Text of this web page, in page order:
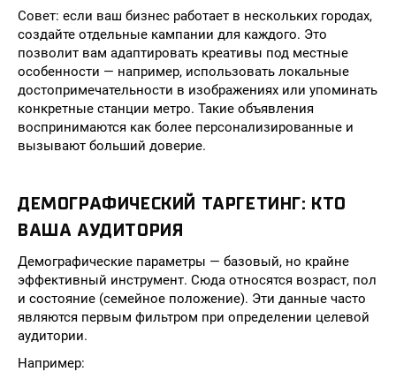
Совет: если ваш бизнес работает в нескольких городах,
создайте отдельные кампании для каждого. Это
позволит вам адаптировать креативы под местные
особенности — например, использовать локальные
достопримечательности в изображениях или упоминать
конкретные станции метро. Такие объявления
воспринимаются как более персонализированные и
вызывают больший доверие.
ДЕМОГРАФИЧЕСКИЙ ТАРГЕТИНГ: КТО
ВАША АУДИТОРИЯ
Демографические параметры — базовый, но крайне
эффективный инструмент. Сюда относятся возраст, пол
и состояние (семейное положение). Эти данные часто
являются первым фильтром при определении целевой
аудитории.
Например: